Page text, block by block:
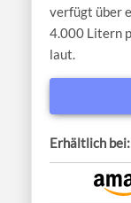
verfügt über
4.000 Litern
laut.
Erhältlich bei: